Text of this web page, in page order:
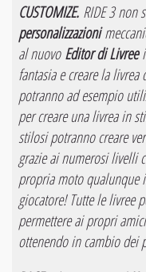
CUSTOMIZE. RIDE 3
personalizzazioni
al nuovoEditor di Livreei
fantasia e creare la
potranno ad esempio
per creare una livrea in
stilosi potranno creare
grazie ai numerosi livelli
propria moto qualunque
giocatore! Tutte le livree
permettere ai propri
ottenendo in cambio dei